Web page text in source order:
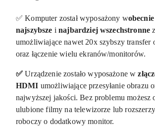
✅ Komputer został wyposażony wobecnie
najszybsze inajbardziej wszechstronne
umożliwiające nawet 20x szybszy transfer
oraz łączenie wielu ekranów/monitorów.
✅Urządzenie zostało wyposażone w
HDMI umożliwiające przesyłanie obrazu
najwyższej jakości. Bez problemu możesz
ulubione filmy na telewizorze lub
roboczy o dodatkowy monitor.